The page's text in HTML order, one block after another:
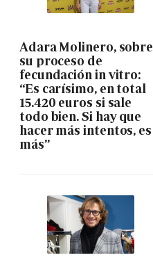
Adara Molinero, sobre
su proceso de
fecundación in vitro:
“Es carísimo, en total
15.420 euros si sale
todo bien. Si hay que
hacer más intentos, es
más”